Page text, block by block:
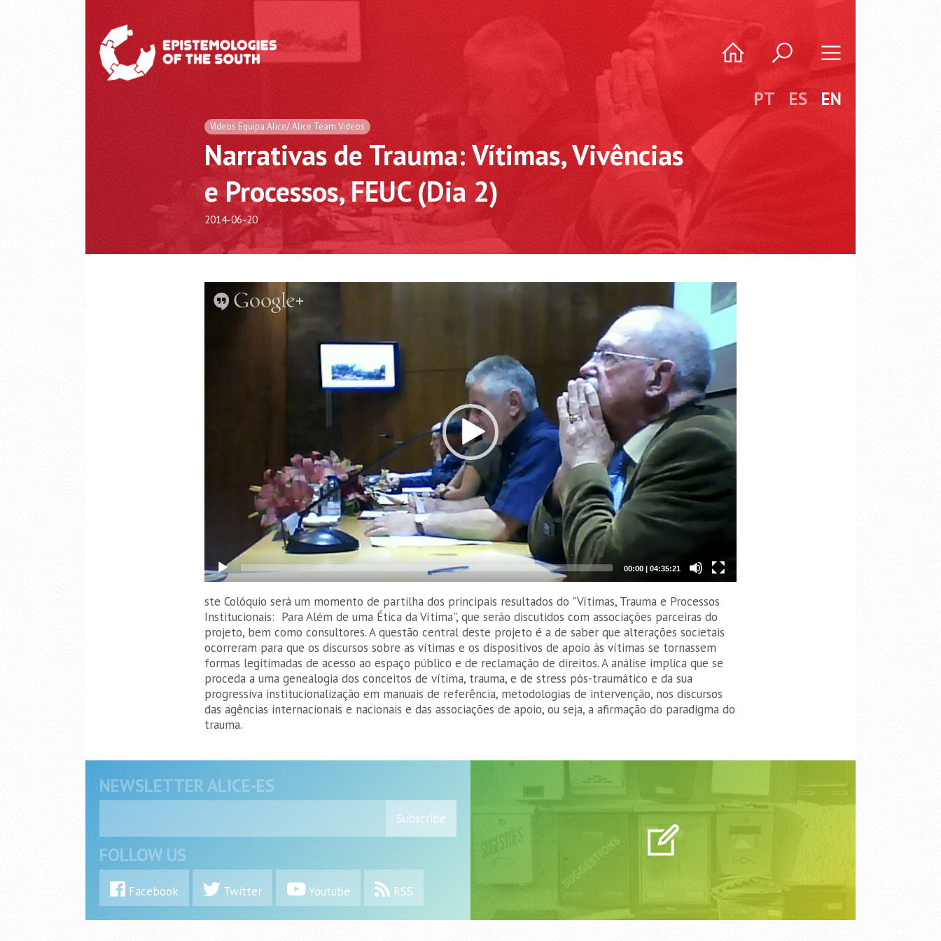
PT ES EN
Vídeos Equipa Alice/ Alice Team Videos
Narrativas de Trauma: Vítimas, Vivências
e Processos, FEUC (Dia 2)
2014-06-20
Video
Player
00:00 | 04:35:21
ste Colóquio será um momento de partilha dos principais resultados do "Vítimas, Trauma e Processos
Institucionais: Para Além de uma Ética da Vítima", que serão discutidos com associações parceiras do
projeto, bem como consultores. A questão central deste projeto é a de saber que alterações societais
ocorreram para que os discursos sobre as vítimas e os dispositivos de apoio às vítimas se tornassem
formas legitimadas de acesso ao espaço público e de reclamação de direitos. A análise implica que se
proceda a uma genealogia dos conceitos de vítima, trauma, e de stress pós-traumático e da sua
progressiva institucionalização em manuais de referência, metodologias de intervenção, nos discursos
das agências internacionais e nacionais e das associações de apoio, ou seja, a afirmação do paradigma do
trauma.
NEWSLETTER ALICE-ES
Subscribe
FOLLOW US
Facebook Twitter Youtube RSS